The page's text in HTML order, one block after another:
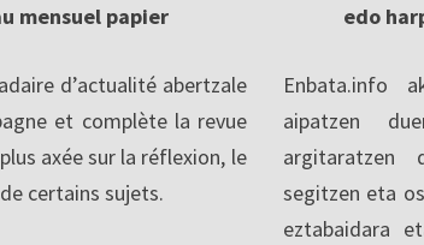
mensuel papier
d’actualité abertzale
et complète la revue
axée sur la réflexion, le
certains sujets.
edo
Enbata.info
aipatzen
argitaratzen
segitzen eta
eztabaidara